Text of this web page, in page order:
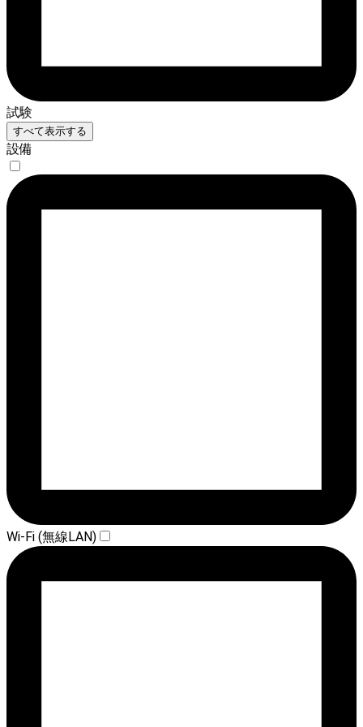
試験
すべて表示する
設備
Wi-Fi (無線LAN)